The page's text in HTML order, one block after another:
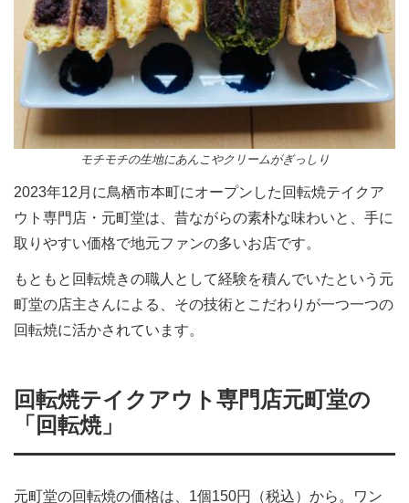
モチモチの生地にあんこやクリームがぎっしり
2023年12月に鳥栖市本町にオープンした回転焼テイクア
ウト専門店・元町堂は、昔ながらの素朴な味わいと、手に
取りやすい価格で地元ファンの多いお店です。
もともと回転焼きの職人として経験を積んでいたという元
町堂の店主さんによる、その技術とこだわりが一つ一つの
回転焼に活かされています。
回転焼テイクアウト専門店元町堂の
「回転焼」
元町堂の回転焼の価格は、1個150円（税込）から。ワン